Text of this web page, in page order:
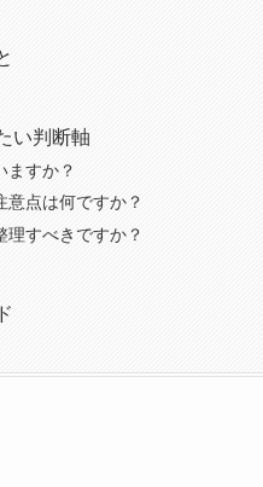
い判断軸
ますか？
意点は何ですか？
理すべきですか？